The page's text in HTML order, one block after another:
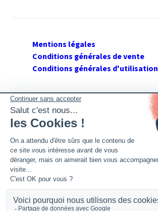
Mentions légales
Conditions générales de vente
Conditions générales d'utilisation
SUIVEZ GERANT DE SARL
Twitter
Facebook